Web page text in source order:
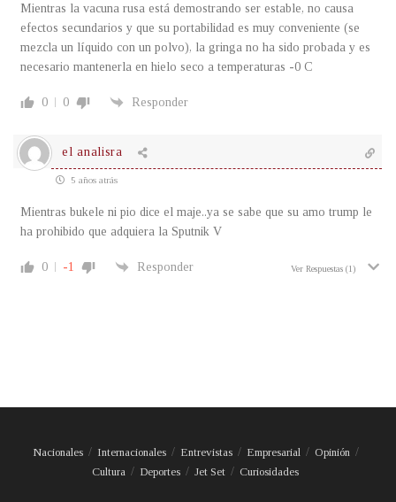
Mientras la vacuna rusa está demostrando ser estable, no causa
efectos secundarios y que su portabilidad es muy conveniente (se
mezcla un líquido con un polvo), la gringa no ha sido probada y es
necesario mantenerla en hielo seco a temperaturas -0 C
0 0 Responder
el analisra
5 años atrás
Mientras bukele ni pio dice el maje..ya se sabe que su amo trump le
ha prohibido que adquiera la Sputnik V
0 -1 Responder Ver Respuestas (1)
Nacionales Internacionales Entrevistas Empresarial
Opinión
Cultura
Deportes Jet Set Curiosidades